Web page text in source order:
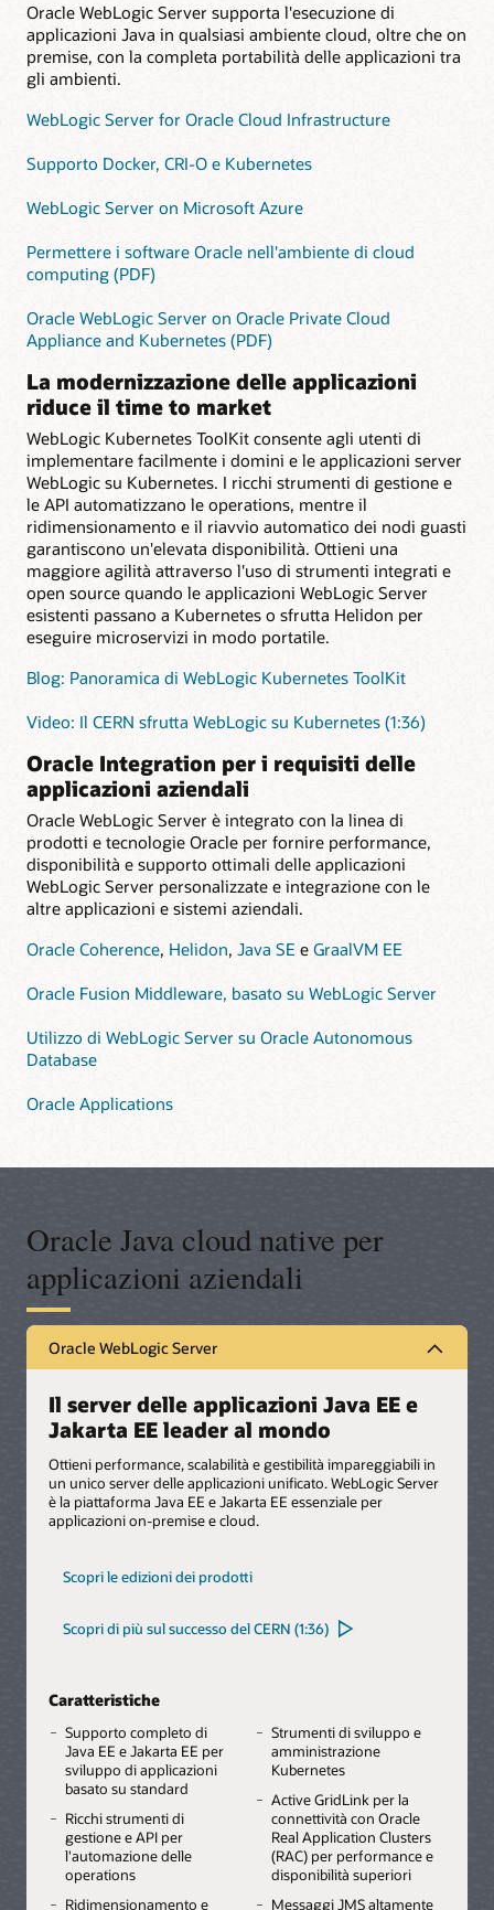
Oracle WebLogic Server supporta l'esecuzione di
applicazioni Java in qualsiasi ambiente cloud, oltre che on
premise, con la completa portabilità delle applicazioni tra
gli ambienti.
WebLogic Server for Oracle Cloud Infrastructure
Supporto Docker, CRI-O e Kubernetes
WebLogic Server on Microsoft Azure
Permettere i software Oracle nell'ambiente di cloud
computing (PDF)
Oracle WebLogic Server on Oracle Private Cloud
Appliance and Kubernetes (PDF)
La modernizzazione delle applicazioni
riduce il time to market
WebLogic Kubernetes ToolKit consente agli utenti di
implementare facilmente i domini e le applicazioni server
WebLogic su Kubernetes. I ricchi strumenti di gestione e
le API automatizzano le operations, mentre il
ridimensionamento e il riavvio automatico dei nodi guasti
garantiscono un'elevata disponibilità. Ottieni una
maggiore agilità attraverso l'uso di strumenti integrati e
open source quando le applicazioni WebLogic Server
esistenti passano a Kubernetes o sfrutta Helidon per
eseguire microservizi in modo portatile.
Blog: Panoramica di WebLogic Kubernetes ToolKit
Video: Il CERN sfrutta WebLogic su Kubernetes (1:36)
Oracle Integration per i requisiti delle
applicazioni aziendali
Oracle WebLogic Server è integrato con la linea di
prodotti e tecnologie Oracle per fornire performance,
disponibilità e supporto ottimali delle applicazioni
WebLogic Server personalizzate e integrazione con le
altre applicazioni e sistemi aziendali.
Oracle Coherence, Helidon, Java SE e GraalVM EE
Oracle Fusion Middleware, basato su WebLogic Server
Utilizzo di WebLogic Server su Oracle Autonomous
Database
Oracle Applications
Oracle Java cloud native per
applicazioni aziendali
Oracle WebLogic Server
Il server delle applicazioni Java EE e
Jakarta EE leader al mondo
Ottieni performance, scalabilità e gestibilità impareggiabili in
un unico server delle applicazioni unificato. WebLogic Server
è la piattaforma Java EE e Jakarta EE essenziale per
applicazioni on-premise e cloud.
Scopri le edizioni dei prodotti
Scopri di più sul successo del CERN (1:36)
Caratteristiche
Supporto completo di
Java EE e Jakarta EE per
sviluppo di applicazioni
basato su standard
Ricchi strumenti di
gestione e API per
l'automazione delle
operations
Ridimensionamento e
Strumenti di sviluppo e
amministrazione
Kubernetes
Active GridLink per la
connettività con Oracle
Real Application Clusters
(RAC) per performance e
disponibilità superiori
Messaggi JMS altamente